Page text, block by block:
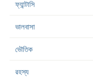
ফ্যান্টাসি
ভালবাসা
ভৌতিক
রহস্য